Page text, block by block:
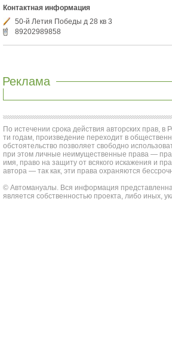
Контактная информация
50-й Летия Победы д 28 кв 3
89202989858
Реклама
По истечении срока действия авторских прав, в
ти годам, произведение переходит в
обстоятельство позволяет свободно
при этом личные неимущественные права —
имя, право на защиту от всякого искажения и
автора — так как, эти права охраняются
© Автомануалы. Вся информация
является собственностью проекта, либо иных,